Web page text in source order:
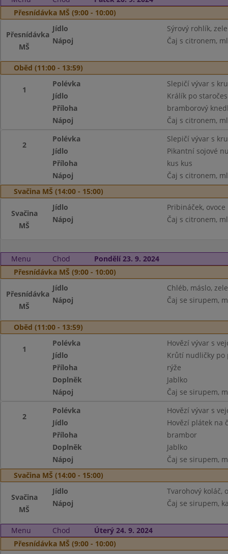
Přesnídávka MŠ (9:00 - 10:00)
Přesnídávka
MŠ
Jídlo
Sýrový rohlík,
Nápoj
Čaj s citronem,
Oběd (11:00 - 13:59)
1
Polévka
Slepičí vývar s
Jídlo
Králík po
Příloha
bramborový
Nápoj
Čaj s citronem,
2
Polévka
Slepičí vývar s
Jídlo
Pikantní sojové
Příloha
kus kus
Nápoj
Čaj s citronem,
Svačina MŠ (14:00 - 15:00)
Svačina
MŠ
Jídlo
Pribináček, ovoce
Nápoj
Čaj s citronem,
Menu Chod
Pondělí 23. 9. 2024
Přesnídávka MŠ (9:00 - 10:00)
Přesnídávka
MŠ
Jídlo
Chléb, máslo,
Nápoj
Čaj se sirupem,
Oběd (11:00 - 13:59)
1
Polévka
Hovězí vývar s
Jídlo
Krůtí nudličky po
Příloha
rýže
Doplněk
Jablko
Nápoj
Čaj se sirupem,
2
Polévka
Hovězí vývar s
Jídlo
Hovězí plátek na
Příloha
brambor
Doplněk
Jablko
Nápoj
Čaj se sirupem,
Svačina MŠ (14:00 - 15:00)
Svačina
MŠ
Jídlo
Tvarohový koláč,
Nápoj
Čaj se sirupem,
Menu Chod
Úterý 24. 9. 2024
Přesnídávka MŠ (9:00 - 10:00)